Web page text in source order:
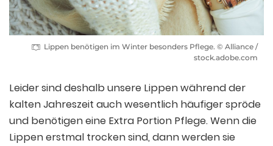
Lippen benötigen im Winter besonders Pflege. © Alliance /
stock.adobe.com
Leider sind deshalb unsere Lippen während der
kalten Jahreszeit auch wesentlich häufiger spröde
und benötigen eine Extra Portion Pflege. Wenn die
Lippen erstmal trocken sind, dann werden sie